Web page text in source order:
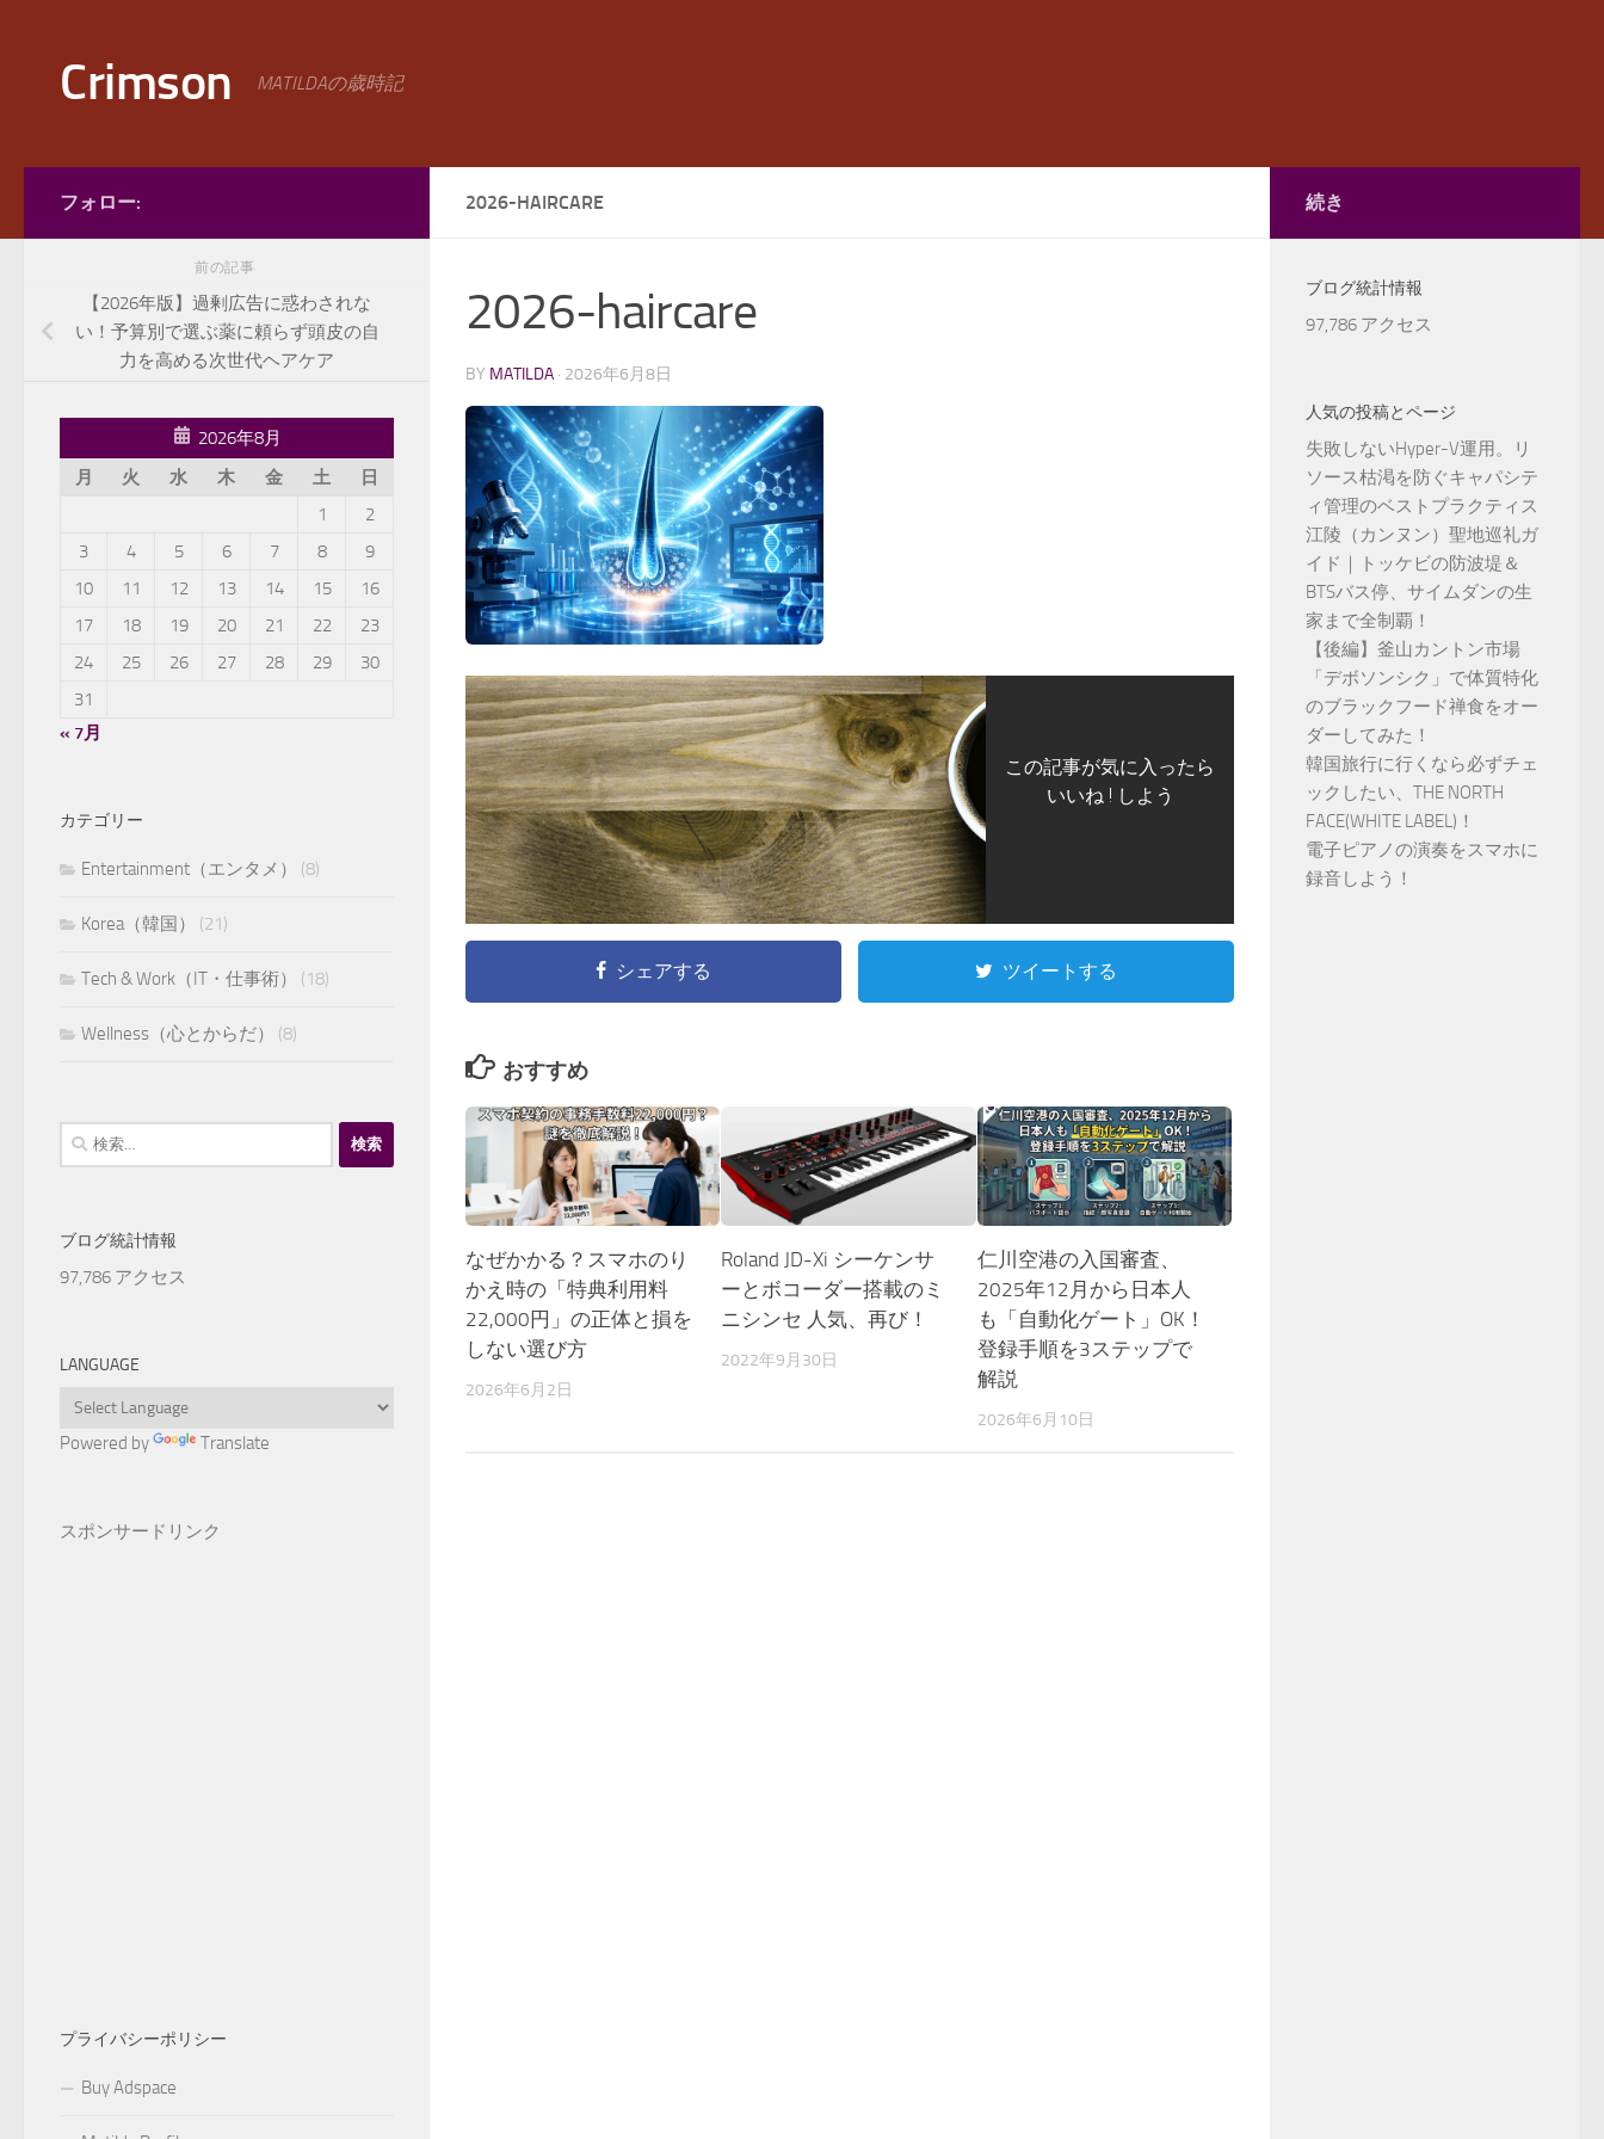
Crimson MATILDAの歳時記
2026-HAIRCARE
2026-haircare
BY MATILDA · 2026年6月8日
この記事が気に入ったら
いいね ! しよう
シェアする ツイートする
おすすめ
なぜかかる？スマホのり
かえ時の「特典利用料
22,000円」の正体と損を
しない選び方
2026年6月2日
Roland JD-Xi シーケンサ
ーとボコーダー搭載のミ
ニシンセ 人気、再び！
2022年9月30日
仁川空港の入国審査、
2025年12月から日本人
も「自動化ゲート」OK！
登録手順を3ステップで
解説
2026年6月10日
フォロー:
前の記事
【2026年版】過剰広告に惑わされな
い！予算別で選ぶ薬に頼らず頭皮の自
力を高める次世代ヘアケア
2026年8月
月
火 水 木 金 土
日
1
2
3
4 5 6 7 8
9
10
11 12 13 14 15
16
17
18 19 20 21 22
23
24
25 26 27 28 29
30
31
« 7月
カテゴリー
Entertainment（エンタメ） (8)
Korea（韓国） (21)
Tech & Work（IT・仕事術） (18)
Wellness（心とからだ） (8)
検
索:
ブログ統計情報
97,786 アクセス
LANGUAGE
Powered by Translate
スポンサードリンク
プライバシーポリシー
Buy Adspace
続き
ブログ統計情報
97,786 アクセス
人気の投稿とページ
失敗しないHyper-V運用。リ
ソース枯渇を防ぐキャパシテ
ィ管理のベストプラクティス
江陵（カンヌン）聖地巡礼ガ
イド｜トッケビの防波堤＆
BTSバス停、サイムダンの生
家まで全制覇！
【後編】釜山カントン市場
「デボソンシク」で体質特化
のブラックフード禅食をオー
ダーしてみた！
韓国旅行に行くなら必ずチェ
ックしたい、THE NORTH
FACE(WHITE LABEL)！
電子ピアノの演奏をスマホに
録音しよう！